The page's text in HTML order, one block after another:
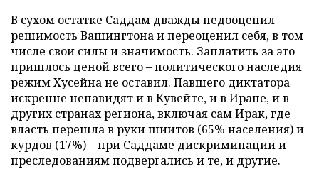
В сухом остатке Саддам дважды недооценил
решимость Вашингтона и переоценил себя, в том
числе свои силы и значимость. Заплатить за это
пришлось ценой всего – политического наследия
режим Хусейна не оставил. Павшего диктатора
искренне ненавидят и в Кувейте, и в Иране, и в
других странах региона, включая сам Ирак, где
власть перешла в руки шиитов (65% населения) и
курдов (17%) – при Саддаме дискриминации и
преследованиям подвергались и те, и другие.